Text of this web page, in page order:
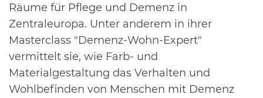
Räume für Pflege und Demenz in
Zentraleuropa. Unter anderem in ihrer
Masterclass "Demenz-Wohn-Expert"
vermittelt sie, wie Farb- und
Materialgestaltung das Verhalten und
Wohlbefinden von Menschen mit Demenz